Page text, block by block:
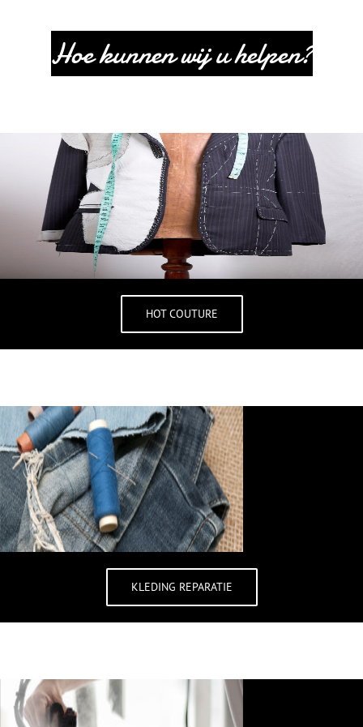
Hoe kunnen wij u helpen?
HOT COUTURE
KLEDING REPARATIE